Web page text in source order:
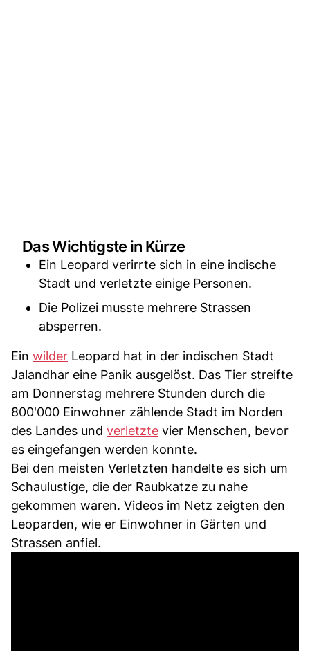
Das Wichtigste in Kürze
Ein Leopard verirrte sich in eine indische
Stadt und verletzte einige Personen.
Die Polizei musste mehrere Strassen
absperren.
Ein wilder Leopard hat in der indischen Stadt
Jalandhar eine Panik ausgelöst. Das Tier streifte
am Donnerstag mehrere Stunden durch die
800'000 Einwohner zählende Stadt im Norden
des Landes und verletzte vier Menschen, bevor
es eingefangen werden konnte.
Bei den meisten Verletzten handelte es sich um
Schaulustige, die der Raubkatze zu nahe
gekommen waren. Videos im Netz zeigten den
Leoparden, wie er Einwohner in Gärten und
Strassen anfiel.